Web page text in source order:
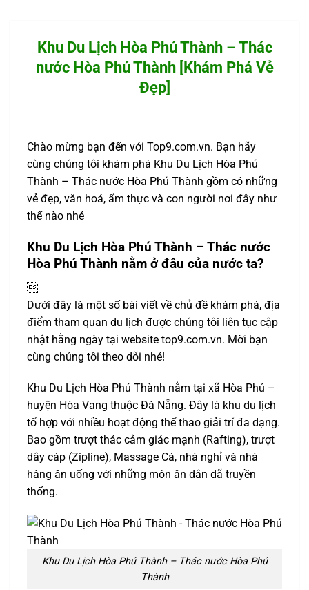
Khu Du Lịch Hòa Phú Thành – Thác
nước Hòa Phú Thành [Khám Phá Vẻ
Đẹp]
Chào mừng bạn đến với Top9.com.vn. Bạn hãy
cùng chúng tôi khám phá Khu Du Lịch Hòa Phú
Thành – Thác nước Hòa Phú Thành gồm có những
vẻ đẹp, văn hoá, ẩm thực và con người nơi đây như
thế nào nhé
Khu Du Lịch Hòa Phú Thành – Thác nước
Hòa Phú Thành nằm ở đâu của nước ta?

Dưới đây là một số bài viết về chủ đề khám phá, địa
điểm tham quan du lịch được chúng tôi liên tục cập
nhật hằng ngày tại website top9.com.vn. Mời bạn
cùng chúng tôi theo dõi nhé!
Khu Du Lịch Hòa Phú Thành nằm tại xã Hòa Phú –
huyện Hòa Vang thuộc Đà Nẵng. Đây là khu du lịch
tổ hợp với nhiều hoạt động thể thao giải trí đa dạng.
Bao gồm trượt thác cảm giác mạnh (Rafting), trượt
dây cáp (Zipline), Massage Cá, nhà nghỉ và nhà
hàng ăn uống với những món ăn dân dã truyền
thống.
Khu Du Lịch Hòa Phú Thành – Thác nước Hòa Phú
Thành